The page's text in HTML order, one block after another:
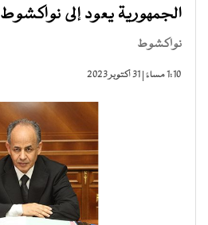
الجمهورية يعود إلى نواكشوط
نواكشوط
1:10 مساءً | 31 أكتوبر 2023